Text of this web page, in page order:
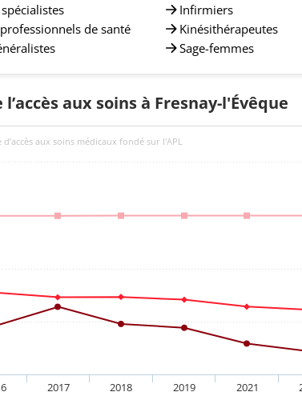
de santé
Infirmiers
Kinésithérapeutes
Sage-femmes
aux soins à Fresnay-l'Évêque
aux soins médicaux fondé sur l'APL
2017 2018 2019 2021